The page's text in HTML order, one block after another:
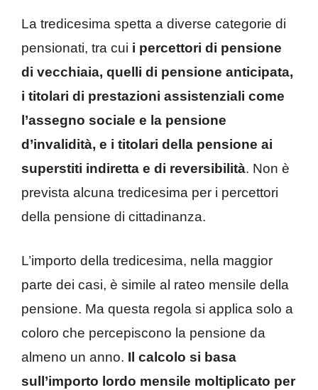
La tredicesima spetta a diverse categorie di
pensionati, tra cui i percettori di pensione
di vecchiaia, quelli di pensione anticipata,
i titolari di prestazioni assistenziali come
l’assegno sociale e la pensione
d’invalidità, e i titolari della pensione ai
superstiti indiretta e di reversibilità. Non è
prevista alcuna tredicesima per i percettori
della pensione di cittadinanza.
L’importo della tredicesima, nella maggior
parte dei casi, è simile al rateo mensile della
pensione. Ma questa regola si applica solo a
coloro che percepiscono la pensione da
almeno un anno. Il calcolo si basa
sull’importo lordo mensile moltiplicato per